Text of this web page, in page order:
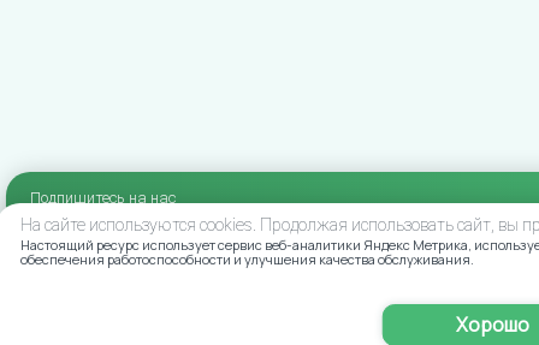
Подпишитесь на нас
в социальных сетях
На сайте используются cookies. Продолжая использовать сайт, вы
Хорошо
Настоящий ресурс использует сервис веб-аналитики Яндекс Метрика,
обеспечения работоспособности и улучшения качества обслуживания.